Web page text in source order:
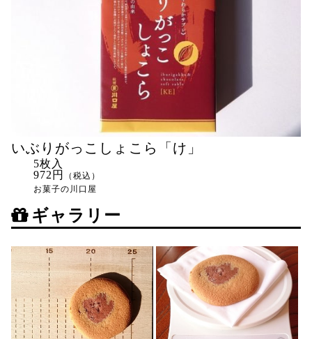
いぶりがっこしょこら「け」
5枚入
972円
（税込）
お菓子の川口屋
ギャラリー